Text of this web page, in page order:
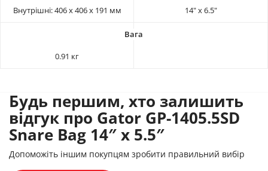
Внутрішні: 406 х 406 х 191 мм 14" х 6.5"
0.91 кг
Будь першим, хто залишить
відгук про Gator GP-1405.5SD
Snare Bag 14″ x 5.5″
Допоможіть іншим покупцям зробити правильний вибір